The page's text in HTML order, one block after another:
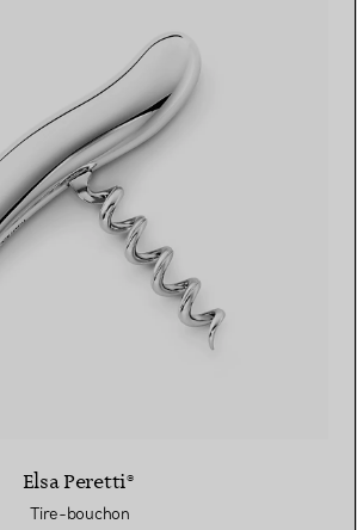
Elsa Peretti®
Tire-bouchon